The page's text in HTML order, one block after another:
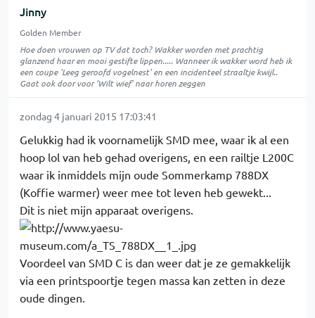
Jinny
Golden Member
Hoe doen vrouwen op TV dat toch? Wakker worden met prachtig
glanzend haar en mooi gestifte lippen..... Wanneer ik wakker word heb ik
een coupe 'Leeg geroofd vogelnest' en een incidenteel straaltje kwijl..
Gaat ook door voor 'Wilt wief' naar horen zeggen
zondag 4 januari 2015 17:03:41
Gelukkig had ik voornamelijk SMD mee, waar ik al een
hoop lol van heb gehad overigens, en een railtje L200C
waar ik inmiddels mijn oude Sommerkamp 788DX
(Koffie warmer) weer mee tot leven heb gewekt...
Dit is niet mijn apparaat overigens.
Voordeel van SMD C is dan weer dat je ze gemakkelijk
via een printspoortje tegen massa kan zetten in deze
oude dingen.